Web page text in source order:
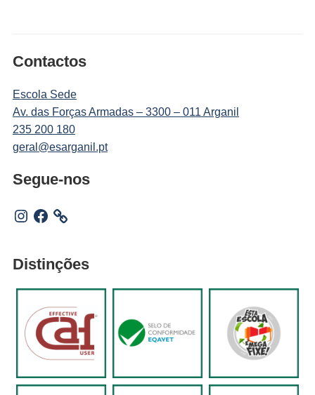
Contactos
Escola Sede
Av. das Forças Armadas – 3300 – 011 Arganil
235 200 180
geral@esarganil.pt
Segue-nos
Instagram
Facebook
Distinções